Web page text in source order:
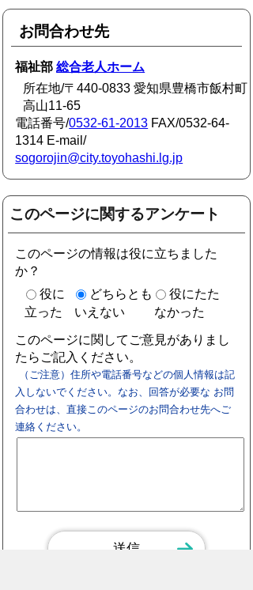
お問合わせ先
福祉部総合老人ホーム
所在地/〒440-0833 愛知県豊橋市飯村町
高山11-65
電話番号/0532-61-2013 FAX/0532-64-
1314 E-mail/
sogorojin@city.toyohashi.lg.jp
このページに関するアンケート
このページの情報は役に立ちました
か？
役に
立った
どちらとも
いえない
役にたた
なかった
このページに関してご意見がありまし
たらご記入ください。
（ご注意）住所や電話番号などの個人情報は記
入しないでください。なお、回答が必要な お問
合わせは、直接このページのお問合わせ先へご
連絡ください。